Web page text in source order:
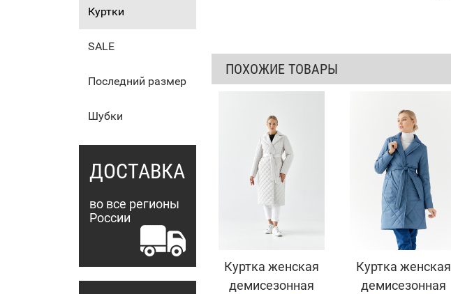
Куртки
SALE
Последний размер
Шубки
ДОСТАВКА
во все регионы
России
ПОХОЖИЕ ТОВАРЫ
Куртка женская
демисезонная
Куртка женская
демисезонная